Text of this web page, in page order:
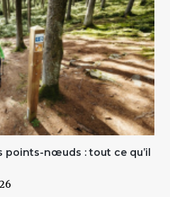
points-nœuds : tout ce qu’il